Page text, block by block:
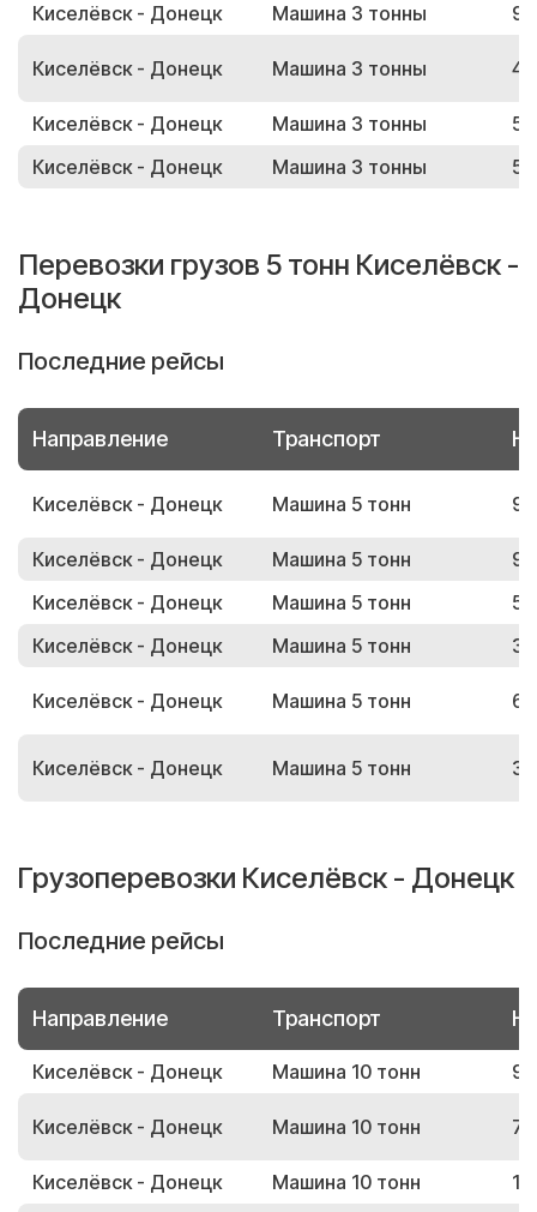
Киселёвск - Донецк
Машина 3 тонны
Киселёвск - Донецк Машина 3 тонны
Киселёвск - Донецк Машина 3 тонны
Киселёвск - Донецк
Машина 3 тонны
Перевозки грузов 5 тонн Киселёвск -
Донецк
Последние рейсы
Направление Транспорт
Киселёвск - Донецк Машина 5 тонн
Киселёвск - Донецк Машина 5 тонн
Киселёвск - Донецк
Машина 5 тонн
Киселёвск - Донецк
Машина 5 тонн
Киселёвск - Донецк Машина 5 тонн
Киселёвск - Донецк Машина 5 тонн
Грузоперевозки Киселёвск - Донецк
Последние рейсы
Направление Транспорт
Киселёвск - Донецк Машина 10 тонн
Киселёвск - Донецк Машина 10 тонн
Киселёвск - Донецк Машина 10 тонн